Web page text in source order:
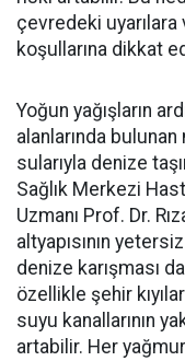
çevredeki
koşullarına dikkat
Yoğun yağışların
alanlarında
sularıyla denize
Sağlık Merkezi
Uzmanı Prof. Dr.
altyapısının
denize karışması
özellikle şehir
suyu kanallarının
artabilir. Her